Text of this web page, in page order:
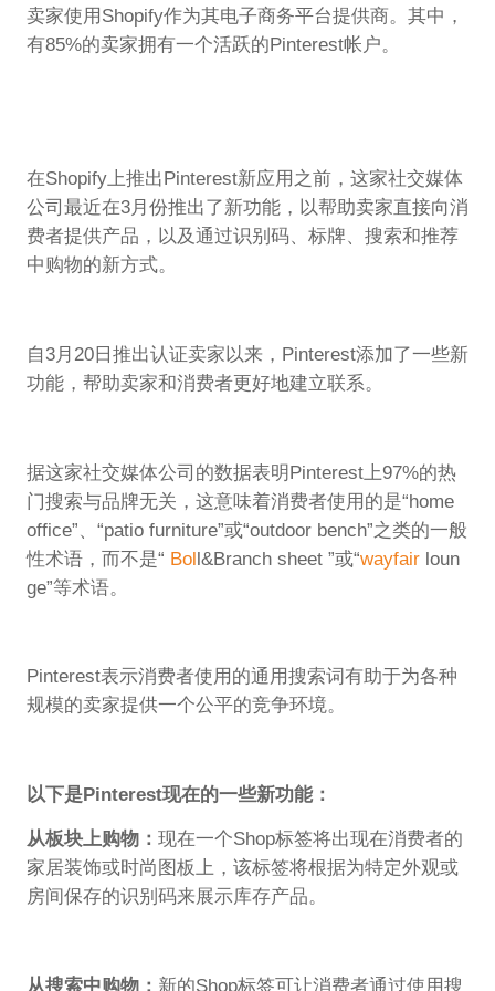
卖家使用Shopify作为其电子商务平台提供商。其中，
有85%的卖家拥有一个活跃的Pinterest帐户。
在Shopify上推出Pinterest新应用之前，这家社交媒体
公司最近在3月份推出了新功能，以帮助卖家直接向消
费者提供产品，以及通过识别码、标牌、搜索和推荐
中购物的新方式。
自3月20日推出认证卖家以来，Pinterest添加了一些新
功能，帮助卖家和消费者更好地建立联系。
据这家社交媒体公司的数据表明Pinterest上97%的热
门搜索与品牌无关，这意味着消费者使用的是“home
office”、“patio furniture”或“outdoor bench”之类的一般
性术语，而不是“ Boll&Branch sheet ”或“wayfairloun
ge”等术语。
Pinterest表示消费者使用的通用搜索词有助于为各种
规模的卖家提供一个公平的竞争环境。
以下是Pinterest现在的一些新功能：
从板块上购物： 现在一个Shop标签将出现在消费者的
家居装饰或时尚图板上，该标签将根据为特定外观或
房间保存的识别码来展示库存产品。
从搜索中购物： 新的Shop标签可让消费者通过使用搜